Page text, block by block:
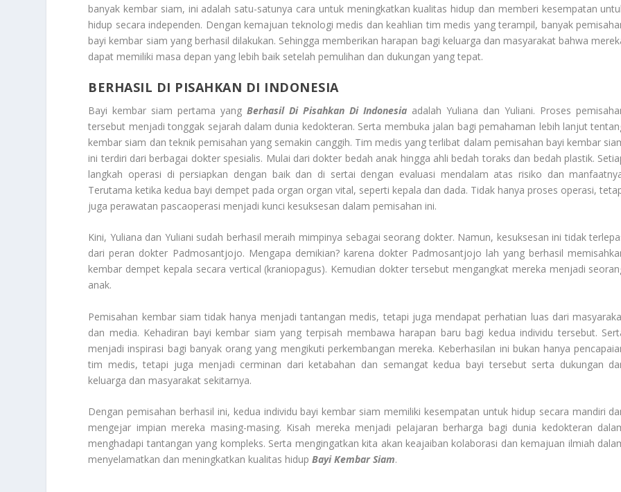
banyak kembar siam, ini adalah satu-satunya cara untuk meningkatkan kualitas hidup dan memberi kesempatan
hidup secara independen. Dengan kemajuan teknologi medis dan keahlian tim medis yang terampil, banyak
bayi kembar siam yang berhasil dilakukan. Sehingga memberikan harapan bagi keluarga dan masyarakat bahwa
dapat memiliki masa depan yang lebih baik setelah pemulihan dan dukungan yang tepat.
BERHASIL DI PISAHKAN DI INDONESIA
Bayi kembar siam pertama yangBerhasil Di Pisahkan Di Indonesia adalah Yuliana dan Yuliani. Proses
tersebut menjadi tonggak sejarah dalam dunia kedokteran. Serta membuka jalan bagi pemahaman lebih lanjut
kembar siam dan teknik pemisahan yang semakin canggih. Tim medis yang terlibat dalam pemisahan bayi kembar
ini terdiri dari berbagai dokter spesialis. Mulai dari dokter bedah anak hingga ahli bedah toraks dan bedah plastik.
langkah operasi di persiapkan dengan baik dan di sertai dengan evaluasi mendalam atas risiko dan
Terutama ketika kedua bayi dempet pada organ organ vital, seperti kepala dan dada. Tidak hanya proses operasi,
juga perawatan pascaoperasi menjadi kunci kesuksesan dalam pemisahan ini.
Kini, Yuliana dan Yuliani sudah berhasil meraih mimpinya sebagai seorang dokter. Namun, kesuksesan ini tidak
dari peran dokter Padmosantjojo. Mengapa demikian? karena dokter Padmosantjojo lah yang berhasil
kembar dempet kepala secara vertical (kraniopagus). Kemudian dokter tersebut mengangkat mereka menjadi
anak.
Pemisahan kembar siam tidak hanya menjadi tantangan medis, tetapi juga mendapat perhatian luas dari
dan media. Kehadiran bayi kembar siam yang terpisah membawa harapan baru bagi kedua individu tersebut.
menjadi inspirasi bagi banyak orang yang mengikuti perkembangan mereka. Keberhasilan ini bukan hanya
tim medis, tetapi juga menjadi cerminan dari ketabahan dan semangat kedua bayi tersebut serta dukungan
keluarga dan masyarakat sekitarnya.
Dengan pemisahan berhasil ini, kedua individu bayi kembar siam memiliki kesempatan untuk hidup secara mandiri
mengejar impian mereka masing-masing. Kisah mereka menjadi pelajaran berharga bagi dunia kedokteran
menghadapi tantangan yang kompleks. Serta mengingatkan kita akan keajaiban kolaborasi dan kemajuan ilmiah
menyelamatkan dan meningkatkan kualitas hidupBayi Kembar Siam.